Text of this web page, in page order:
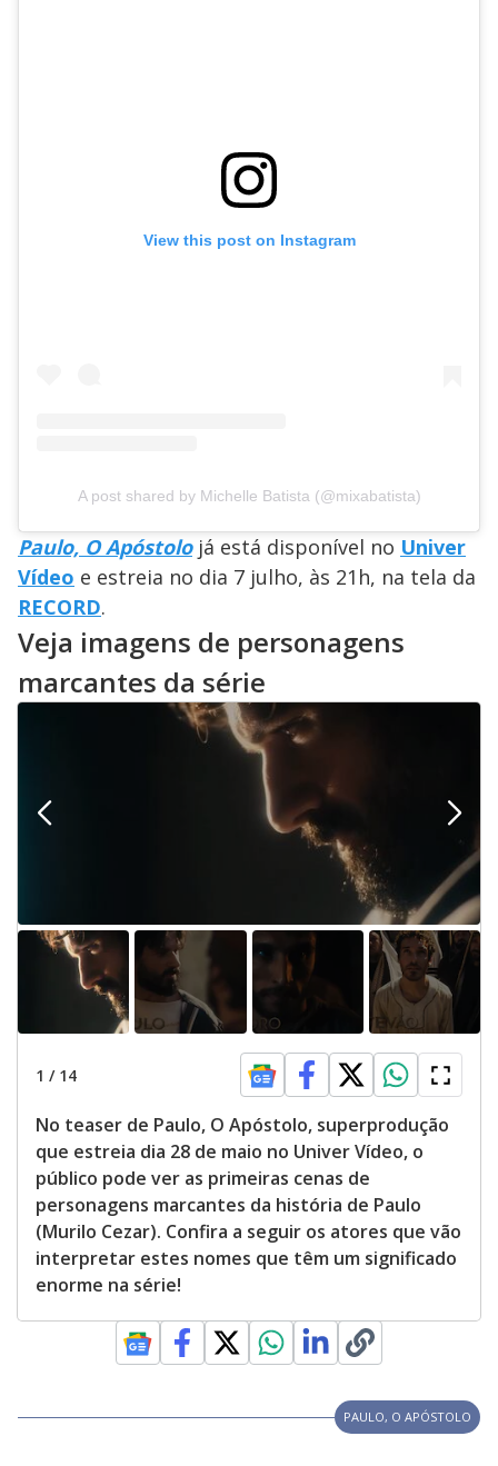
View this post on Instagram
A post shared by Michelle Batista (@mixabatista)
Paulo, O Apóstolojá está disponível no Univer
Vídeo e estreia no dia 7 julho, às 21h, na tela da
RECORD.
Veja imagens de personagens
marcantes da série
1 / 14
No teaser de Paulo, O Apóstolo, superprodução
que estreia dia 28 de maio no Univer Vídeo, o
público pode ver as primeiras cenas de
personagens marcantes da história de Paulo
(Murilo Cezar). Confira a seguir os atores que vão
interpretar estes nomes que têm um significado
enorme na série!
PAULO, O APÓSTOLO